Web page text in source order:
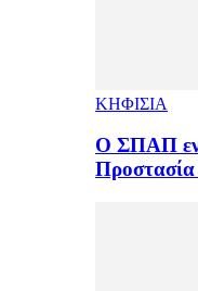
ΚΗΦΙΣΙΑ
Ο ΣΠΑΠ